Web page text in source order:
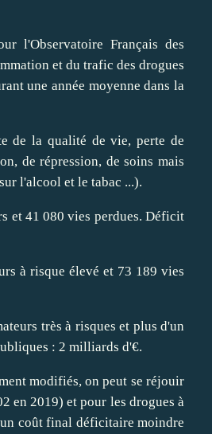
l'Observatoire Français des
et du trafic des drogues
une année moyenne dans la
de la qualité de vie, perte de
de répression, de soins mais
l'alcool et le tabac ...).
et 41 080 vies perdues. Déficit
à risque élevé et 73 189 vies
très à risques et plus d'un
: 2 milliards d'€.
modifiés, on peut se réjouir
en 2019) et pour les drogues à
coût final déficitaire moindre